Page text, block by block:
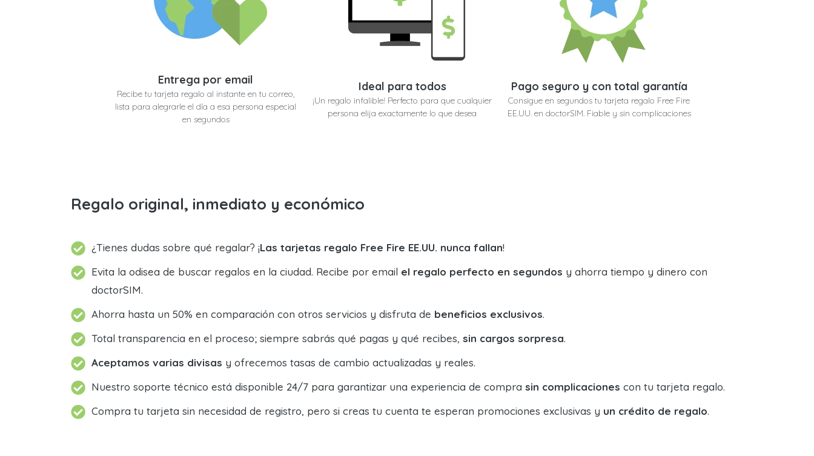
Entrega por email
Recibe tu tarjeta regalo al instante en tu correo,
lista para alegrarle el día a esa persona especial
en segundos
Ideal para todos
¡Un regalo infalible! Perfecto para que cualquier
persona elija exactamente lo que desea
Pago seguro y con total garantía
Consigue en segundos tu tarjeta regalo Free Fire
EE.UU. en doctorSIM. Fiable y sin complicaciones
Regalo original, inmediato y económico
¿Tienes dudas sobre qué regalar? ¡Las tarjetas regalo Free Fire EE.UU. nunca fallan!
Evita la odisea de buscar regalos en la ciudad. Recibe por email el regalo perfecto en segundos y ahorra tiempo y dinero con
doctorSIM.
Ahorra hasta un 50% en comparación con otros servicios y disfruta de beneficios exclusivos.
Total transparencia en el proceso; siempre sabrás qué pagas y qué recibes, sin cargos sorpresa.
Aceptamos varias divisas y ofrecemos tasas de cambio actualizadas y reales.
Nuestro soporte técnico está disponible 24/7 para garantizar una experiencia de compra sin complicaciones con tu tarjeta regalo.
Compra tu tarjeta sin necesidad de registro, pero si creas tu cuenta te esperan promociones exclusivas y un crédito de regalo.